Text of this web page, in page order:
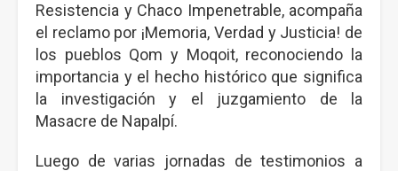
Resistencia y Chaco Impenetrable, acompaña
el reclamo por ¡Memoria, Verdad y Justicia! de
los pueblos Qom y Moqoit, reconociendo la
importancia y el hecho histórico que significa
la investigación y el juzgamiento de la
Masacre de Napalpí.
Luego de varias jornadas de testimonios a